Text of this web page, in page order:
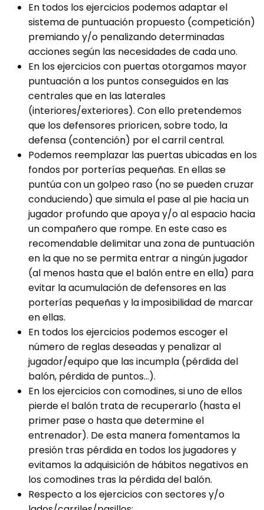
En todos los ejercicios podemos adaptar el
sistema de puntuación propuesto (competición)
premiando y/o penalizando determinadas
acciones según las necesidades de cada uno.
En los ejercicios con puertas otorgamos mayor
puntuación a los puntos conseguidos en las
centrales que en las laterales
(interiores/exteriores). Con ello pretendemos
que los defensores prioricen, sobre todo, la
defensa (contención) por el carril central.
Podemos reemplazar las puertas ubicadas en los
fondos por porterías pequeñas. En ellas se
puntúa con un golpeo raso (no se pueden cruzar
conduciendo) que simula el pase al pie hacia un
jugador profundo que apoya y/o al espacio hacia
un compañero que rompe. En este caso es
recomendable delimitar una zona de puntuación
en la que no se permita entrar a ningún jugador
(al menos hasta que el balón entre en ella) para
evitar la acumulación de defensores en las
porterías pequeñas y la imposibilidad de marcar
en ellas.
En todos los ejercicios podemos escoger el
número de reglas deseadas y penalizar al
jugador/equipo que las incumpla (pérdida del
balón, pérdida de puntos…).
En los ejercicios con comodines, si uno de ellos
pierde el balón trata de recuperarlo (hasta el
primer pase o hasta que determine el
entrenador). De esta manera fomentamos la
presión tras pérdida en todos los jugadores y
evitamos la adquisición de hábitos negativos en
los comodines tras la pérdida del balón.
Respecto a los ejercicios con sectores y/o